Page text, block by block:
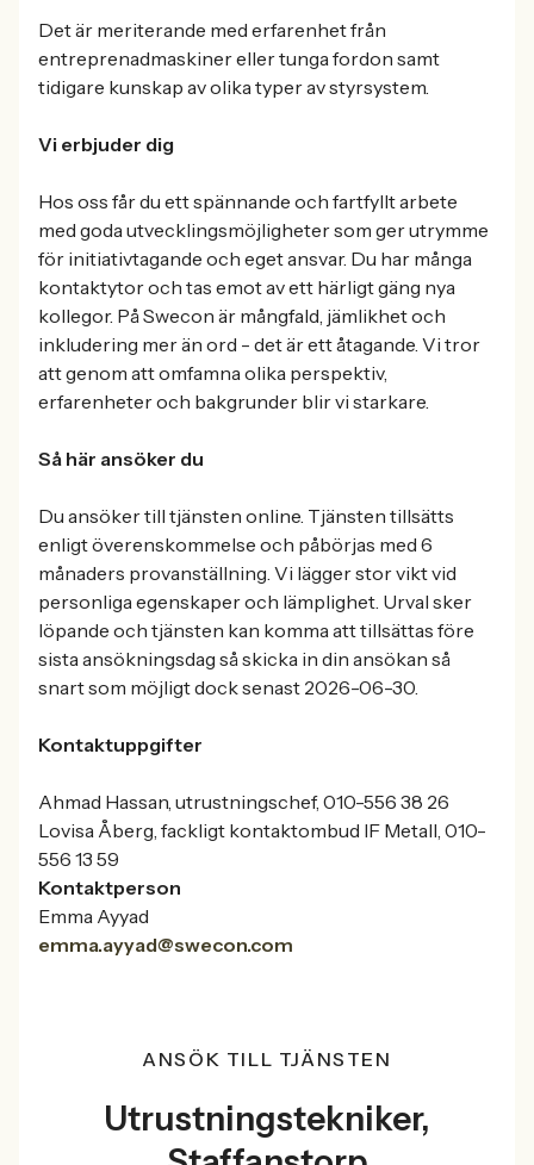
Det är meriterande med erfarenhet från
entreprenadmaskiner eller tunga fordon samt
tidigare kunskap av olika typer av styrsystem.
Vi erbjuder dig
Hos oss får du ett spännande och fartfyllt arbete
med goda utvecklingsmöjligheter som ger utrymme
för initiativtagande och eget ansvar. Du har många
kontaktytor och tas emot av ett härligt gäng nya
kollegor. På Swecon är mångfald, jämlikhet och
inkludering mer än ord - det är ett åtagande. Vi tror
att genom att omfamna olika perspektiv,
erfarenheter och bakgrunder blir vi starkare.
Så här ansöker du
Du ansöker till tjänsten online. Tjänsten tillsätts
enligt överenskommelse och påbörjas med 6
månaders provanställning. Vi lägger stor vikt vid
personliga egenskaper och lämplighet. Urval sker
löpande och tjänsten kan komma att tillsättas före
sista ansökningsdag så skicka in din ansökan så
snart som möjligt dock senast 2026-06-30.
Kontaktuppgifter
Ahmad Hassan, utrustningschef, 010-556 38 26
Lovisa Åberg, fackligt kontaktombud IF Metall, 010-
556 13 59
Kontaktperson
Emma Ayyad
emma.ayyad@swecon.com
ANSÖK TILL TJÄNSTEN
Utrustningstekniker,